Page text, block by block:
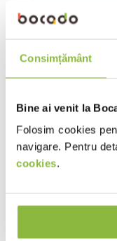
Consimțământ
Bine ai venit la
Folosim cookies
navigare. Pentru
cookies.
Metode de
6 min * 800W:
Scoateti
puneti-l intr-un
Introduceti vasul
3 minute. Dupa
cu microunde